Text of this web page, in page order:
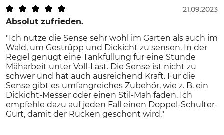
Absolut zufrieden.
21.09.2023
"Ich nutze die Sense sehr wohl im Garten als auch im
Wald, um Gestrüpp und Dickicht zu sensen. In der
Regel genügt eine Tankfüllung für eine Stunde
Mäharbeit unter Voll-Last. Die Sense ist nicht zu
schwer und hat auch ausreichend Kraft. Für die
Sense gibt es umfangreiches Zubehör, wie z. B. ein
Dickicht-Messer oder einen Stil-Mäh faden. Ich
empfehle dazu auf jeden Fall einen Doppel-Schulter-
Gurt, damit der Rücken geschont wird."